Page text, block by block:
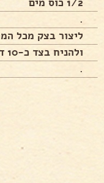
.
ליצור בצק מכל
ולהניח בצד כ-10 דקות
.